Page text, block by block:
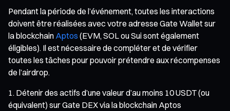
Pendant la période de l’événement, toutes les interactions
doivent être réalisées avec votre adresse Gate Wallet sur
la blockchain Aptos (EVM, SOL ou Sui sont également
éligibles). Il est nécessaire de compléter et de vérifier
toutes les tâches pour pouvoir prétendre aux récompenses
de l’airdrop.
Détenir des actifs d’une valeur d’au moins 10 USDT (ou
équivalent) sur Gate DEX via la blockchain Aptos